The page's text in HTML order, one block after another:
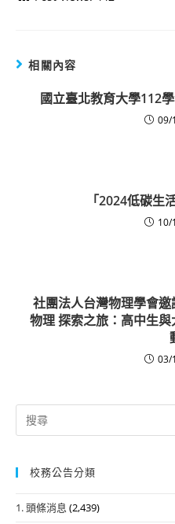
相關內容
國立臺北教育大學112
09/
「2024低碳生
10/
社團法人台灣物理學會
物理 探索之旅：高中生
03/
Search
for:
校務公告分類
1. 頭條消息 (2,439)